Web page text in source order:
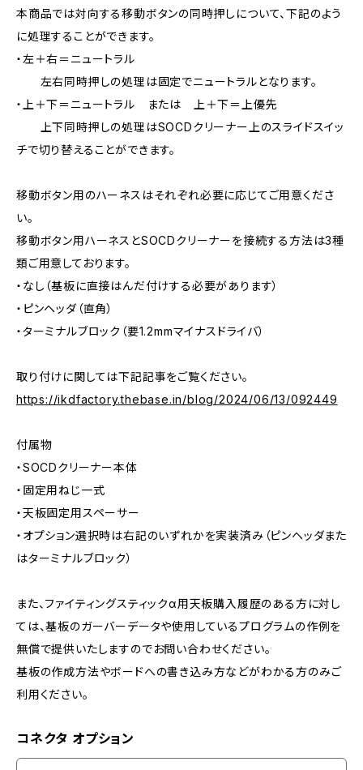
本商品では対向する移動ボタンの同時押しについて、下記のよう
に処理することができます。
・左＋右＝ニュートラル
左右同時押しの処理は固定でニュートラルとなります。
・上＋下＝ニュートラル または 上＋下＝上優先
上下同時押しの処理はSOCDクリーナー上のスライドスイッ
チで切り替えることができます。
移動ボタン用のハーネスはそれぞれ必要に応じてご用意くださ
い。
移動ボタン用ハーネスとSOCDクリーナーを接続する方法は3種
類ご用意しております。
・なし（基板に直接はんだ付けする必要があります）
・ピンヘッダ（直角）
・ターミナルブロック（要1.2mmマイナスドライバ）
取り付けに関しては下記記事をご覧ください。
https://ikdfactory.thebase.in/blog/2024/06/13/092449
付属物
・SOCDクリーナー本体
・固定用ねじ一式
・天板固定用スペーサー
・オプション選択時は右記のいずれかを実装済み（ピンヘッダまた
はターミナルブロック）
また、ファイティングスティックα用天板購入履歴のある方に対し
ては、基板のガーバーデータや使用しているプログラムの作例を
無償で提供いたしますのでお問い合わせください。
基板の作成方法やボードへの書き込み方などがわかる方のみご
利用ください。
コネクタ オプション